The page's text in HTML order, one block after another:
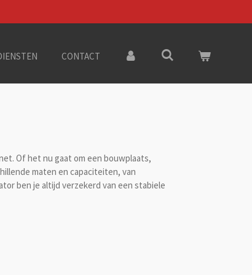
CONTACT
Of het nu gaat om een bouwplaats,
maten en capaciteiten, van
ben je altijd verzekerd van een stabiele